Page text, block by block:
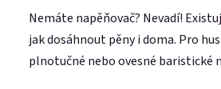
Nemáte napěňovač? Nevadí!
jak dosáhnout pěny i doma. Pro
plnotučné nebo ovesné baristické